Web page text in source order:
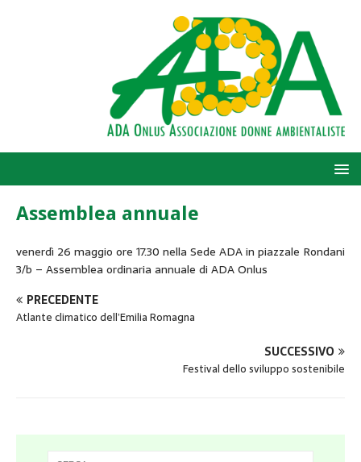
Assemblea annuale
venerdì 26 maggio ore 17.30 nella Sede ADA in piazzale Rondani
3/b – Assemblea ordinaria annuale di ADA Onlus
PRECEDENTE
Atlante climatico dell’Emilia Romagna
SUCCESSIVO
Festival dello sviluppo sostenibile